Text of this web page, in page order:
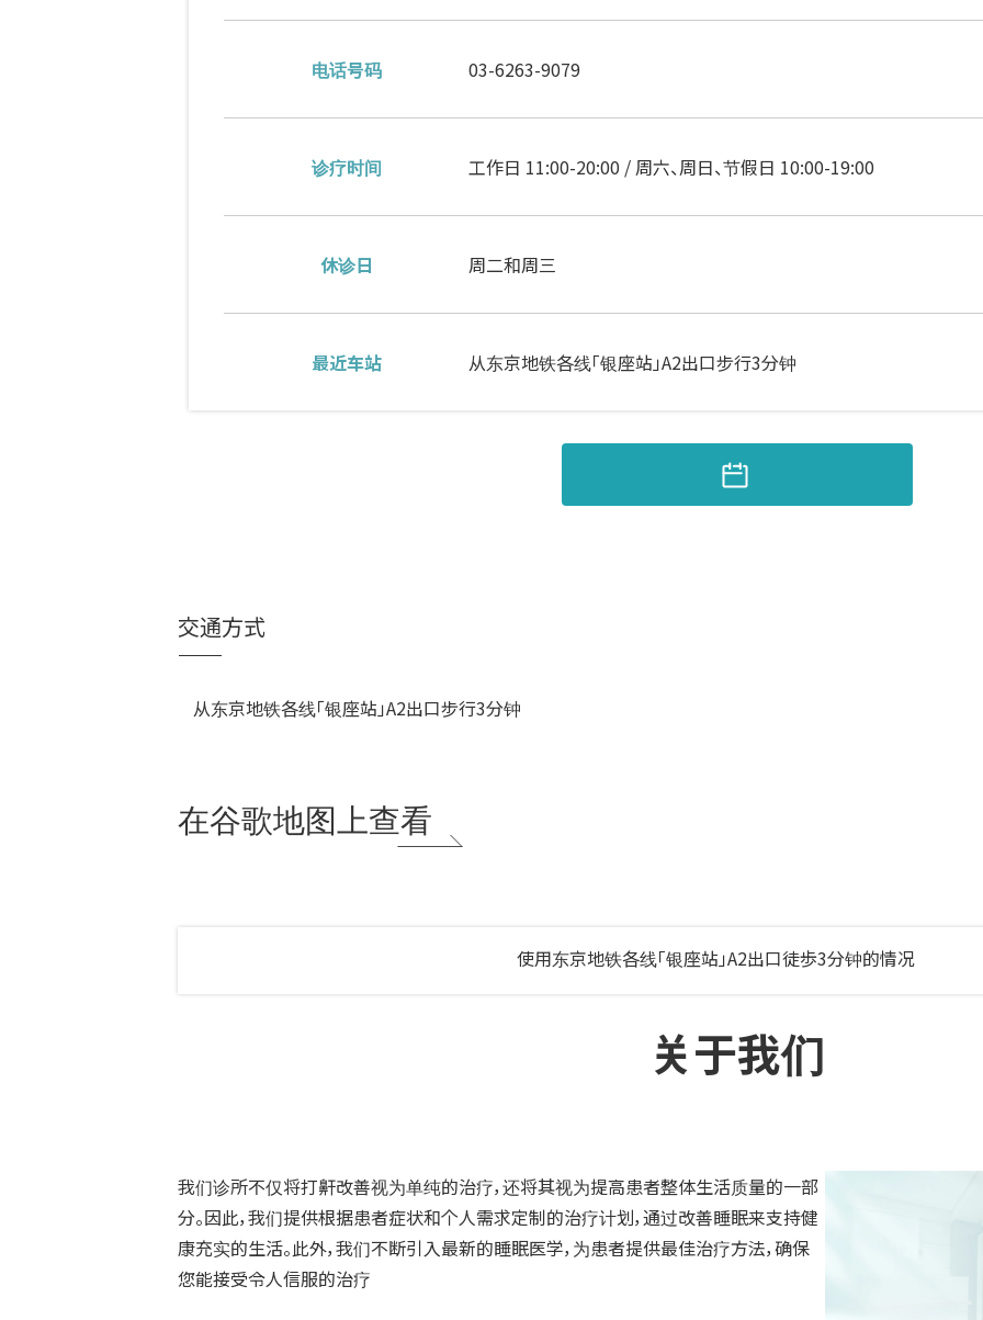
电话号码 03-6263-9079
诊疗时间 工作日 11:00-20:00 / 周六、周日、节假日 10:00-19:00
休诊日 周二和周三
最近车站 从东京地铁各线「银座站」A2出口步行3分钟
交通方式
从东京地铁各线「银座站」A2出口步行3分钟
在谷歌地图上查看
使用东京地铁各线「银座站」A2出口徒歩3分钟的情况
关于我们
我们诊所不仅将打鼾改善视为单纯的治疗，还将其视为提高患者整体生活质量的一部
分。因此，我们提供根据患者症状和个人需求定制的治疗计划，通过改善睡眠来支持健
康充实的生活。此外，我们不断引入最新的睡眠医学，为患者提供最佳治疗方法，确保
您能接受令人信服的治疗